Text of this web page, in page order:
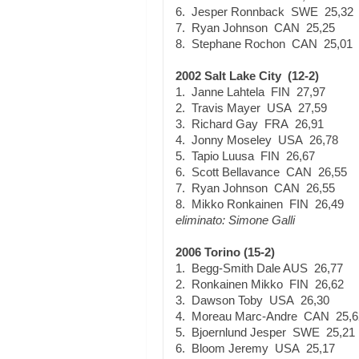
6. Jesper Ronnback SWE 25,32
7. Ryan Johnson CAN 25,25
8. Stephane Rochon CAN 25,01
2002 Salt Lake City (12-2)
1. Janne Lahtela FIN 27,97
2. Travis Mayer USA 27,59
3. Richard Gay FRA 26,91
4. Jonny Moseley USA 26,78
5. Tapio Luusa FIN 26,67
6. Scott Bellavance CAN 26,55
7. Ryan Johnson CAN 26,55
8. Mikko Ronkainen FIN 26,49
eliminato: Simone Galli
2006 Torino (15-2)
1. Begg-Smith Dale AUS 26,77
2. Ronkainen Mikko FIN 26,62
3. Dawson Toby USA 26,30
4. Moreau Marc-Andre CAN
5. Bjoernlund Jesper SWE 25,21
6. Bloom Jeremy USA 25,17